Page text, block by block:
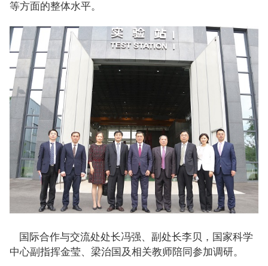
等方面的整体水平。
国际合作与交流处处长冯强、副处长李贝，国家科学
中心副指挥金莹、梁治国及相关教师陪同参加调研。